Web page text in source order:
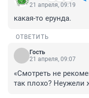
21 апреля, 09:19
какая-то ерунда.
ОТВЕТИТЬ
Гость
21 апреля, 09:07
«Смотреть не
так плохо? Неужели